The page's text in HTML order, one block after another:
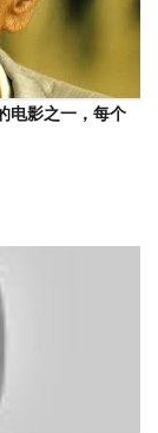
电影之一，每个